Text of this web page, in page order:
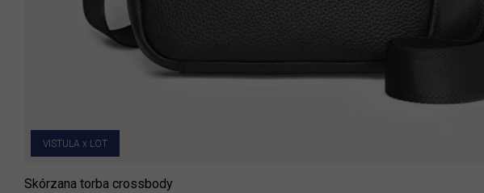
VISTULA x LOT
Skórzana torba crossbody